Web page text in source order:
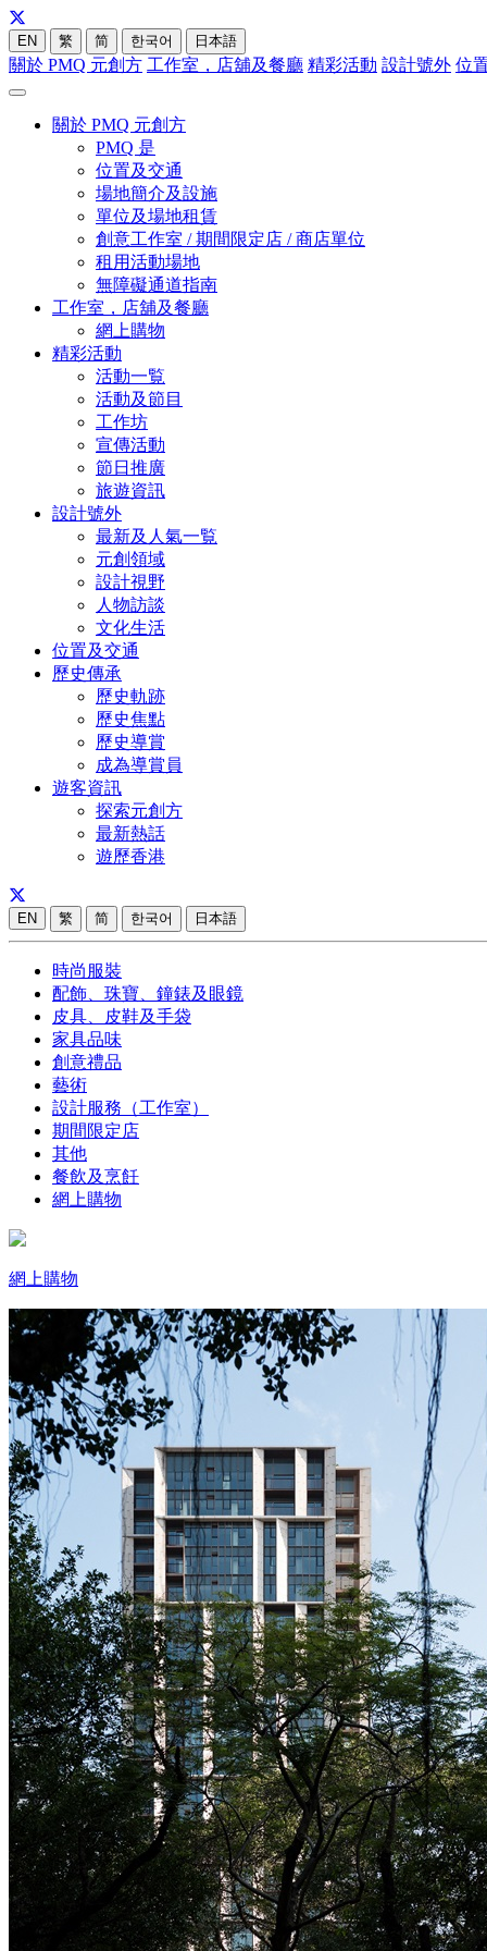
EN 繁 简 한국어 日本語
關於 PMQ 元創方 工作室，店舖及餐廳 精彩活動 設計號外 位
關於 PMQ 元創方
PMQ 是
位置及交通
場地簡介及設施
單位及場地租賃
創意工作室 / 期間限定店 / 商店單位
租用活動場地
無障礙通道指南
工作室，店舖及餐廳
網上購物
精彩活動
活動一覧
活動及節目
工作坊
宣傳活動
節日推廣
旅遊資訊
設計號外
最新及人氣一覧
元創領域
設計視野
人物訪談
文化生活
位置及交通
歷史傳承
歷史軌跡
歷史焦點
歷史導賞
成為導賞員
遊客資訊
探索元創方
最新熱話
遊歷香港
EN 繁 简 한국어 日本語
時尚服裝
配飾、珠寶、鐘錶及眼鏡
皮具、皮鞋及手袋
家具品味
創意禮品
藝術
設計服務（工作室）
期間限定店
其他
餐飲及烹飪
網上購物
網上購物